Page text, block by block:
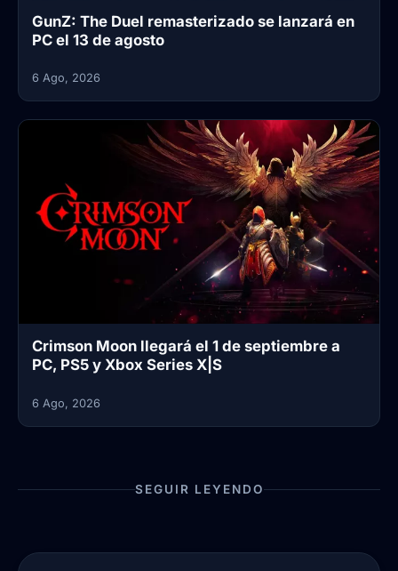
GunZ: The Duel remasterizado se lanzará en
PC el 13 de agosto
6 Ago, 2026
Crimson Moon llegará el 1 de septiembre a
PC, PS5 y Xbox Series X|S
6 Ago, 2026
SEGUIR LEYENDO